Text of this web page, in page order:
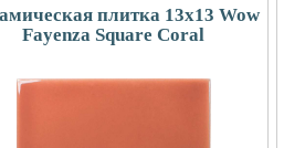
плитка 13x13 Wow
Fayenza Square Coral